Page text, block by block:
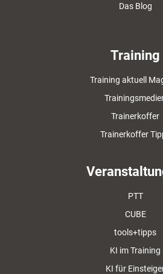
Das Blog
Training
Training aktuell
Trainerkoffer
Trainerkoffer
PTT
CUBE
tools+tipps
KI im Training
KI für